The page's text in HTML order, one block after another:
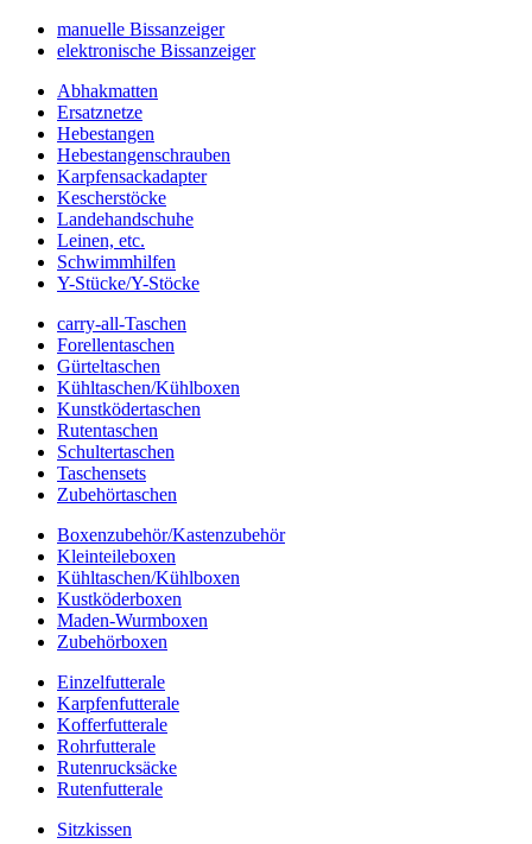
manuelle Bissanzeiger
elektronische Bissanzeiger
Abhakmatten
Ersatznetze
Hebestangen
Hebestangenschrauben
Karpfensackadapter
Kescherstöcke
Landehandschuhe
Leinen, etc.
Schwimmhilfen
Y-Stücke/Y-Stöcke
carry-all-Taschen
Forellentaschen
Gürteltaschen
Kühltaschen/Kühlboxen
Kunstködertaschen
Rutentaschen
Schultertaschen
Taschensets
Zubehörtaschen
Boxenzubehör/Kastenzubehör
Kleinteileboxen
Kühltaschen/Kühlboxen
Kustköderboxen
Maden-Wurmboxen
Zubehörboxen
Einzelfutterale
Karpfenfutterale
Kofferfutterale
Rohrfutterale
Rutenrucksäcke
Rutenfutterale
Sitzkissen